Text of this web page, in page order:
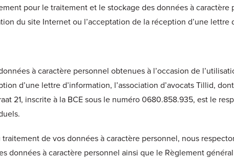
pour le traitement et le stockage des données à caractère
du site Internet ou l’acceptation de la réception d’une lettre
à caractère personnel obtenues à l’occasion de
d’une lettre d’information, l’association d’avocats Tillid,
21, inscrite à la BCE sous le numéro 0680.858.935, est le
de vos données à caractère personnel, nous
données à caractère personnel ainsi que le Règlement